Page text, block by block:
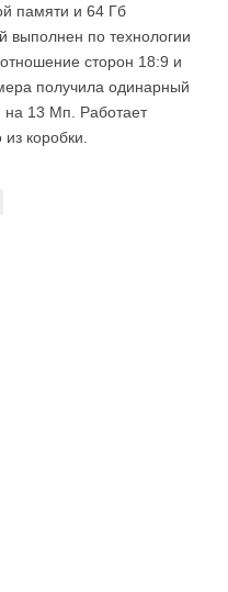
памяти и 64 Гб
выполнен по технологии
сторон 18:9 и
получила одинарный
13 Мп. Работает
коробки.